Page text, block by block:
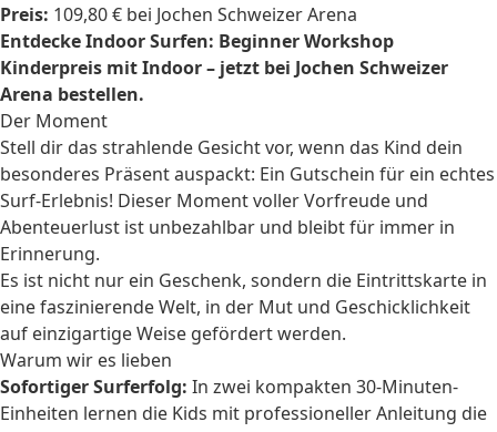
Preis: 109,80 € bei Jochen Schweizer Arena
Entdecke Indoor Surfen: Beginner Workshop
Kinderpreis mit Indoor – jetzt bei Jochen Schweizer
Arena bestellen.
Der Moment
Stell dir das strahlende Gesicht vor, wenn das Kind dein
besonderes Präsent auspackt: Ein Gutschein für ein echtes
Surf-Erlebnis! Dieser Moment voller Vorfreude und
Abenteuerlust ist unbezahlbar und bleibt für immer in
Erinnerung.
Es ist nicht nur ein Geschenk, sondern die Eintrittskarte in
eine faszinierende Welt, in der Mut und Geschicklichkeit
auf einzigartige Weise gefördert werden.
Warum wir es lieben
Sofortiger Surferfolg: In zwei kompakten 30-Minuten-
Einheiten lernen die Kids mit professioneller Anleitung die